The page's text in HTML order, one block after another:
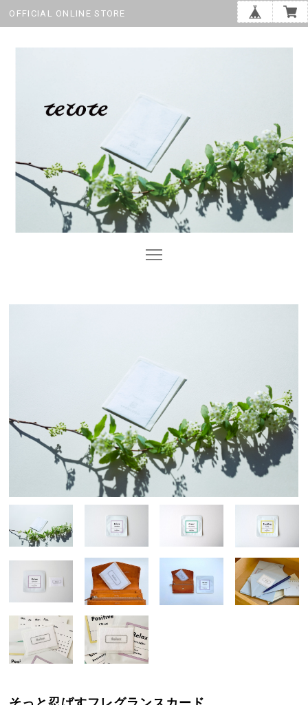
OFFICIAL ONLINE STORE